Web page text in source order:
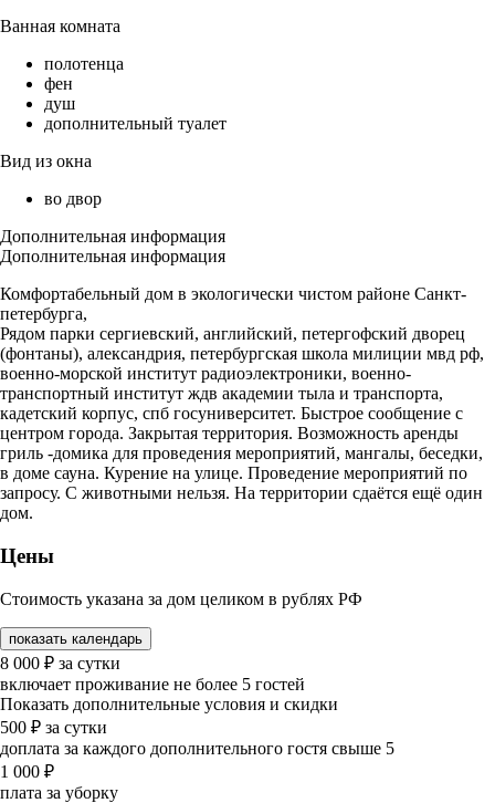
Ванная комната
полотенца
фен
душ
дополнительный туалет
Вид из окна
во двор
Дополнительная информация
Дополнительная информация
Комфортабельный дом в экологически чистом районе Санкт-
петербурга,
Рядом парки сергиевский, английский, петергофский дворец
(фонтаны), александрия, петербургская школа милиции мвд рф,
военно-морской институт радиоэлектроники, военно-
транспортный институт ждв академии тыла и транспорта,
кадетский корпус, спб госуниверситет. Быстрое сообщение с
центром города. Закрытая территория. Возможность аренды
гриль -домика для проведения мероприятий, мангалы, беседки,
в доме сауна. Курение на улице. Проведение мероприятий по
запросу. С животными нельзя. На территории сдаётся ещё один
дом.
Цены
Стоимость указана за дом целиком в рублях РФ
показать календарь
8 000 ₽ за сутки
включает проживание не более 5 гостей
Показать дополнительные условия и скидки
500 ₽ за сутки
доплата за каждого дополнительного гостя свыше 5
1 000 ₽
плата за уборку